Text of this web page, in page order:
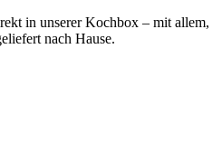
in unserer Kochbox – mit allem,
nach Hause.